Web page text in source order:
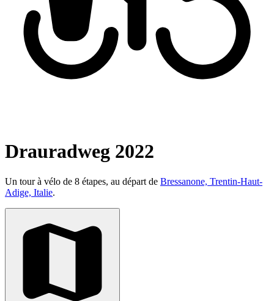
Drauradweg 2022
Un tour à vélo de 8 étapes, au départ de Bressanone, Trentin-Haut-
Adige, Italie.